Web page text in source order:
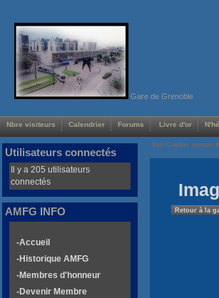
Gare de Grenoble
Nbre visiteurs Calendrier Forums Livre d'or
Voir/Cacher menus
Retour à la
Utilisateurs connectés
Il y a 205 utilisateurs
connectés
AMFG INFO
-Accueil
-Historique AMFG
-Membres d'honneur
-Devenir Membre